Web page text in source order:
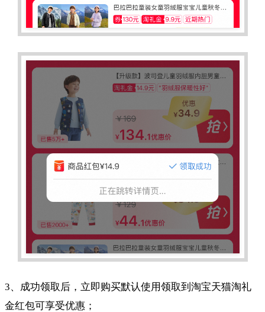
3、成功领取后，立即购买默认使用领取到淘宝天猫淘礼
金红包可享受优惠；